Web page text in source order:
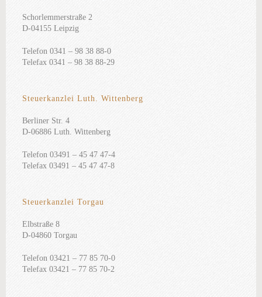
Schorlemmerstraße 2
D-04155 Leipzig
Telefon 0341 – 98 38 88-0
Telefax 0341 – 98 38 88-29
Steuerkanzlei Luth. Wittenberg
Berliner Str. 4
D-06886 Luth. Wittenberg
Telefon 03491 – 45 47 47-4
Telefax 03491 – 45 47 47-8
Steuerkanzlei Torgau
Elbstraße 8
D-04860 Torgau
Telefon 03421 – 77 85 70-0
Telefax 03421 – 77 85 70-2